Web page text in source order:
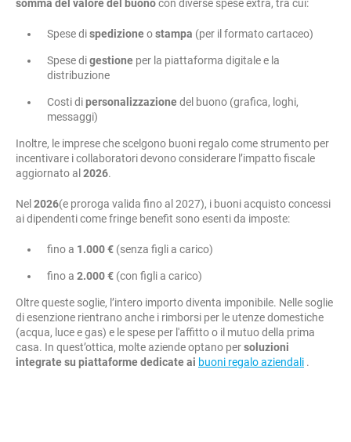
somma del valore del buonocon diverse spese extra, tra cui:
Spese dispedizioneostampa (per il formato cartaceo)
Spese digestione per la piattaforma digitale e la
distribuzione
Costi dipersonalizzazionedel buono (grafica, loghi,
messaggi)
Inoltre, le imprese che scelgono buoni regalo come strumento per
incentivare i collaboratori devono considerare l’impatto fiscale
aggiornato al 2026.
Nel 2026(e proroga valida fino al 2027), i buoni acquisto concessi
ai dipendenti come fringe benefit sono esenti da imposte:
fino a 1.000 € (senza figli a carico)
fino a 2.000 € (con figli a carico)
Oltre queste soglie, l’intero importo diventa imponibile. Nelle soglie
di esenzione rientrano anche i rimborsi per le utenze domestiche
(acqua, luce e gas) e le spese per l'affitto o il mutuo della prima
casa. In quest’ottica, molte aziende optano persoluzioni
integrate su piattaforme dedicate ai buoni regalo aziendali .